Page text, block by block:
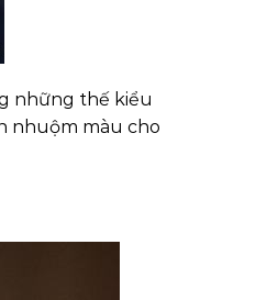
những thế kiểu
nhuộm màu cho